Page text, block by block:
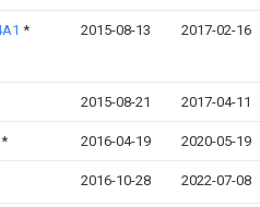
* 2015-08-13 2017-02-16
2015-08-21 2017-04-11
* 2016-04-19 2020-05-19
2016-10-28 2022-07-08